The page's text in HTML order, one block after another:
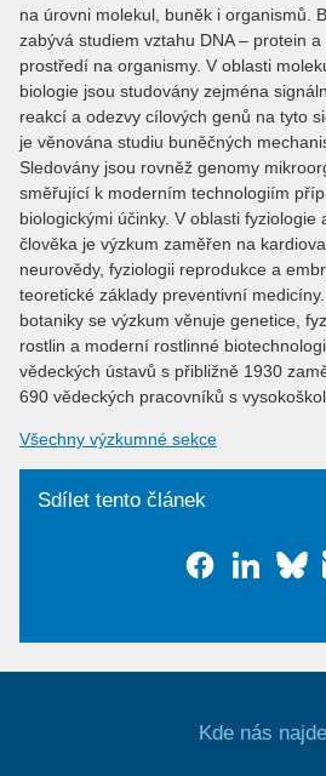
na úrovni molekul, buněk i organismů.
zabývá studiem vztahu DNA – protein
prostředí na organismy. V oblasti
biologie jsou studovány zejména
reakcí a odezvy cílových genů na tyto
je věnována studiu buněčných
Sledovány jsou rovněž genomy
směřující k moderním technologiím
biologickými účinky. V oblasti fyziologie
člověka je výzkum zaměřen na
neurovědy, fyziologii reprodukce a
teoretické základy preventivní
botaniky se výzkum věnuje genetice,
rostlin a moderní rostlinné
vědeckých ústavů s přibližně 1930
690 vědeckých pracovníků s
Všechny výzkumné sekce
Sdílet tento článek
Kde nás